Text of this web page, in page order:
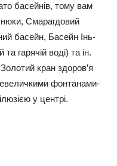
басейнів, тому вам
Смарагдовий
басейн, Басейн Інь-
гарячій воді) та ін.
кран здоров’я
фонтанами-
у центрі.